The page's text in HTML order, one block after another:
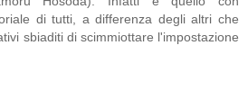
di tutti, a differenza degli altri che
sbiaditi di scimmiottare l'impostazione